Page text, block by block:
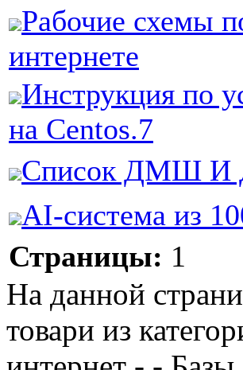
Рабочие схемы
интернете
Инструкция по
на Centos.7
Список ДМШ
AI-система из
Страницы: 1
На данной
товари из